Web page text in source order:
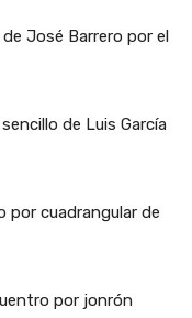
José Barrero por el
de Luis García
por cuadrangular de
por jonrón